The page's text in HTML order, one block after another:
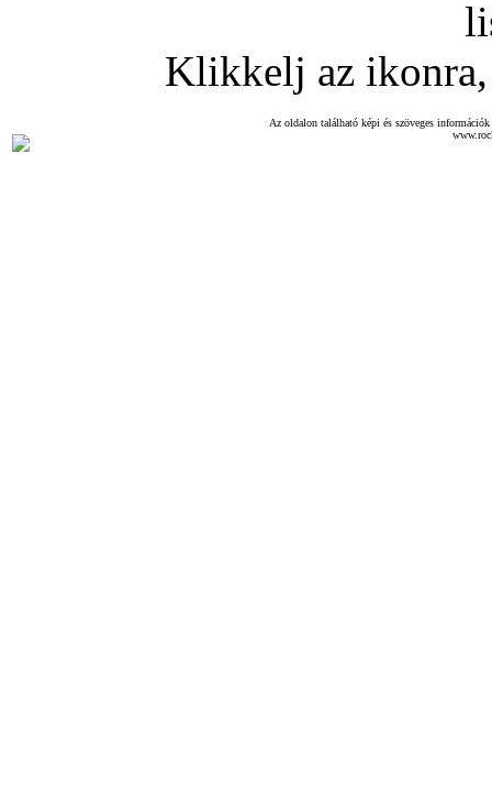
Klikkelj az ikonra,
Az oldalon található képi és szöveges információk